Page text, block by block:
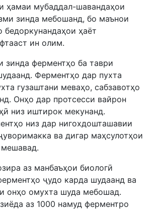
ҳамаи мубаддал-шавандаҳои
зинда мебошанд, бо маънои
ҳаёт
ин олим.
зинда ферментҳо ба таври
Ферментҳо дар пухта
гузаштани меваҳо, сабзавотҳо
Онҳо дар протсесси вайрон
низ иштирок мекунанд.
низ дар нигохдошташавии
ва дигар маҳсулотҳои
аз манбаъҳои биологӣ
ҷудо карда шудаанд ва
онҳо омухта шуда мебошад.
аз 1000 намуд ферментро